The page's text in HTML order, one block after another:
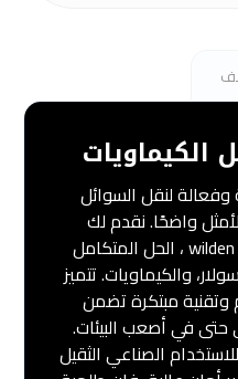
الكيماويات
لنقل السوائل
واضحًا. نقدم لك
طلمبة ديفرام إيطالي ماركة wilden ، الحل المتكامل
والكيماويات. تتميز
مبتكرة تضمن
حتى في أصعب البيئات.
الصناعي الثقيل